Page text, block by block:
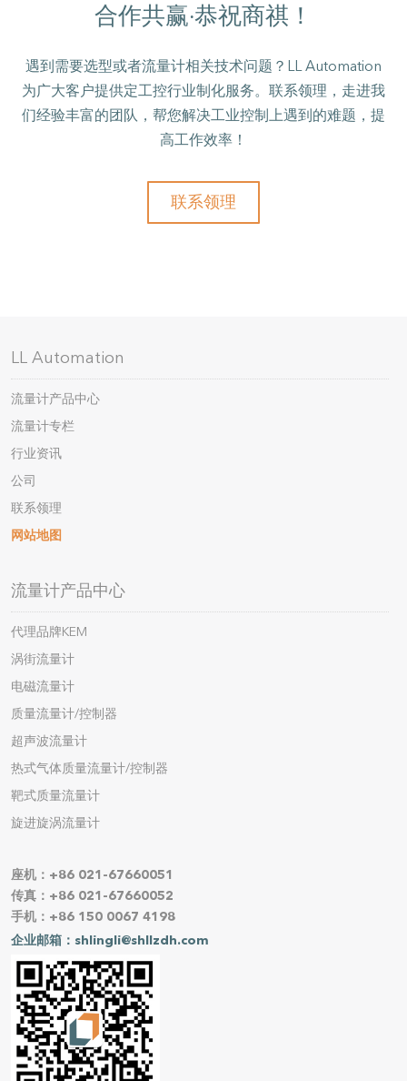
合作共赢·恭祝商祺！
遇到需要选型或者流量计相关技术问题？LL Automation
为广大客户提供定工控行业制化服务。联系领理，走进我
们经验丰富的团队，帮您解决工业控制上遇到的难题，提
高工作效率！
联系领理
LL Automation
流量计产品中心
流量计专栏
行业资讯
公司
联系领理
网站地图
流量计产品中心
代理品牌KEM
涡街流量计
电磁流量计
质量流量计/控制器
超声波流量计
热式气体质量流量计/控制器
靶式质量流量计
旋进旋涡流量计
座机：+86 021-67660051
传真：+86 021-67660052
手机：+86 150 0067 4198
企业邮箱：shlingli@shllzdh.com